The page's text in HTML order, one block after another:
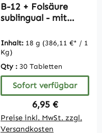
B-12 + Folsäure
sublingual - mit
30 Tabletten -
vegan |
Vitamintrend
Inhalt: 18 g (386,11 €* / 1
Kg)
Qty : 30 Tabletten
Sofort verfügbar
Regulärer Preis:
6,95 €
Preise inkl. MwSt. zzgl.
Versandkosten